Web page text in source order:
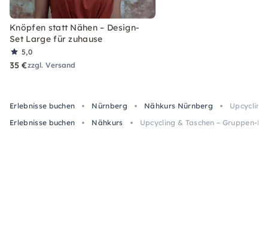
Knöpfen statt Nähen – Design-
Set Large für zuhause
5,0
35 €zzgl. Versand
Erlebnisse buchen Nürnberg Nähkurs Nürnberg
Upcycling
Erlebnisse buchen
Nähkurs Upcycling & Taschen – Gruppen-